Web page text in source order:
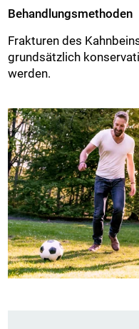
Behandlungsmethoden
Frakturen des
grundsätzlich
werden.